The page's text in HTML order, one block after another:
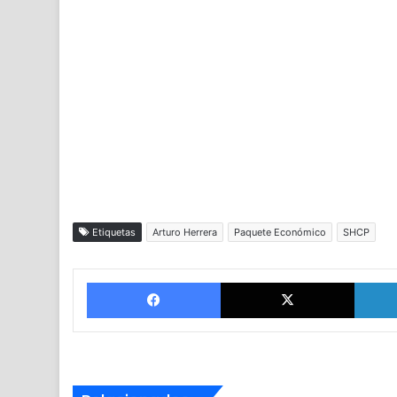
Etiquetas Arturo Herrera Paquete Económico SHCP
Facebook X